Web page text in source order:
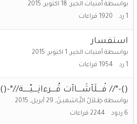
بواسطة أمنيات الخير , 18 اكتوبر, 2015
1 رد 1920 قراءات
استفسار
بواسطة أمنيات الخير , 1 اكتوبر, 2015
1 رد 1954 قراءات
()-*// فْـــلَآشَـــاآت قُـــرءانِـــيّــــة//*-()
بواسطة ظِـلاَلُ اليَّـاسَميـنْ, 29 أبريل, 2015
6 ردود 2244 قراءات